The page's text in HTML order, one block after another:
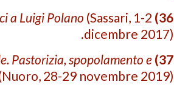
36)
a Luigi Polano (Sassari, 1-2
dicembre 2017).
37)
Pastorizia, spopolamento e
28-29 novembre 2019).